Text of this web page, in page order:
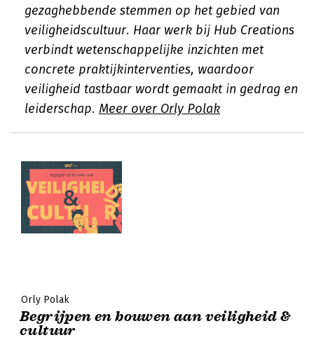
gezaghebbende stemmen op het gebied van
veiligheidscultuur. Haar werk bij Hub Creations
verbindt wetenschappelijke inzichten met
concrete praktijkinterventies, waardoor
veiligheid tastbaar wordt gemaakt in gedrag en
leiderschap. Meer over Orly Polak
Orly Polak
Begrijpen en bouwen aan veiligheid &
cultuur